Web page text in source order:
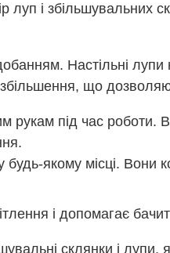
і збільшувальних
Настільні лупи
що
рукам під час роботи.
якому місці. Вони
і допомагає
склянки і лупи,